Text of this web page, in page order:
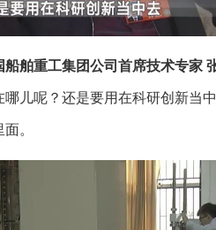
舶重工集团公司首席技术专家
儿呢？还是要用在科研创新当
。